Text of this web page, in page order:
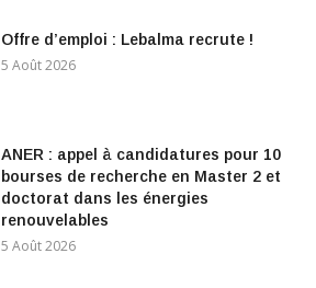
Offre d’emploi : Lebalma recrute !
5 Août 2026
ANER : appel à candidatures pour 10
bourses de recherche en Master 2 et
doctorat dans les énergies
renouvelables
5 Août 2026